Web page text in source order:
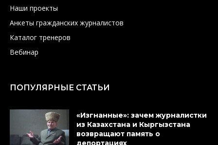
Наши проекты
Анкеты гражданских журналистов
Каталог тренеров
Вебинар
ПОПУЛЯРНЫЕ СТАТЬИ
«Изгнанные»: зачем журналистки
из Казахстана и Кыргызстана
возвращают память о
депортациях